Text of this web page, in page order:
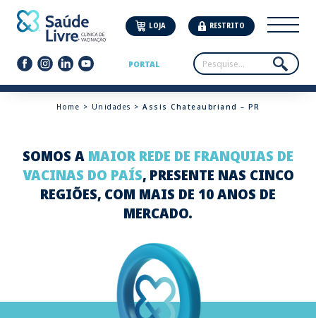
LOJA RESTRITO
PORTAL
Home > Unidades > Assis Chateaubriand – PR
SOMOS A MAIOR REDE DE FRANQUIAS DE
VACINAS DO PAÍS, PRESENTE NAS CINCO
REGIÕES, COM MAIS DE 10 ANOS DE
MERCADO.